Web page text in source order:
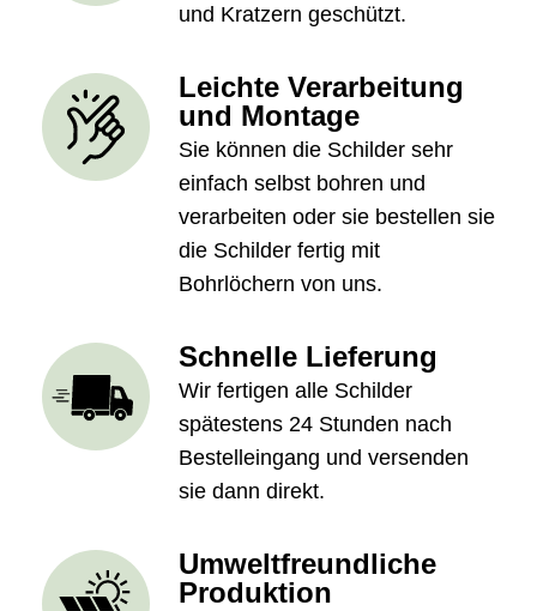
und Kratzern geschützt.
Leichte Verarbeitung
und Montage
Sie können die Schilder sehr
einfach selbst bohren und
verarbeiten oder sie bestellen sie
die Schilder fertig mit
Bohrlöchern von uns.
Schnelle Lieferung
Wir fertigen alle Schilder
spätestens 24 Stunden nach
Bestelleingang und versenden
sie dann direkt.
Umweltfreundliche
Produktion